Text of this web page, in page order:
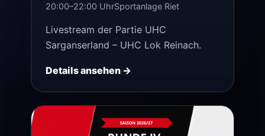
20:00–22:00 UhrSportanlage Riet
Livestream der Partie UHC
Sarganserland – UHC Lok Reinach.
Details ansehen →